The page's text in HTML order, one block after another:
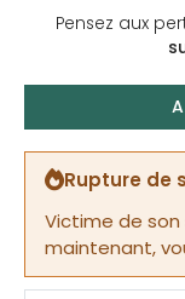
Pensez aux
Rupture de
Victime de
maintenant,